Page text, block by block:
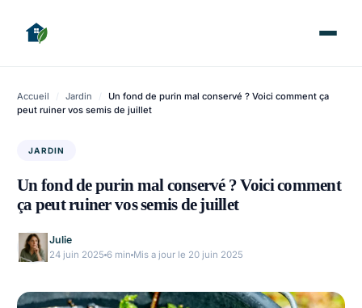
Accueil / Jardin /
Un fond de purin mal conservé ? Voici comment ça
peut ruiner vos semis de juillet
JARDIN
Un fond de purin mal conservé ? Voici comment
ça peut ruiner vos semis de juillet
Julie
24 juin 2025 6 min Mis a jour le 20 juin 2025